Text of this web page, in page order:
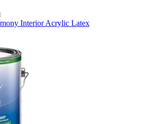
Interior Acrylic Latex